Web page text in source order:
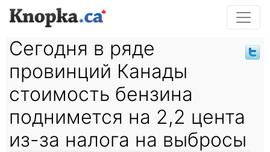
Сегодня в ряде
провинций Канады
стоимость бензина
поднимется на 2,2 цента
из-за налога на выбросы